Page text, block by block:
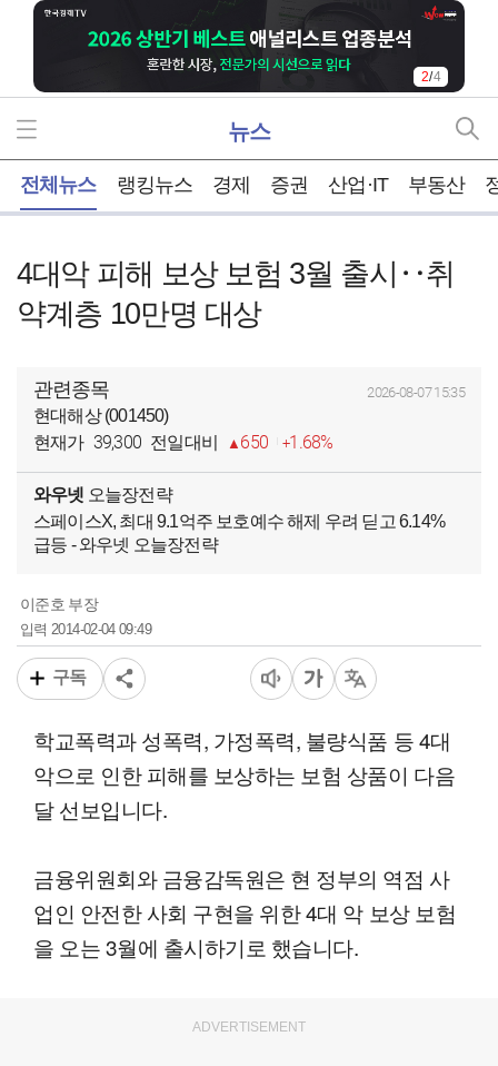
2/4
뉴스
전체뉴스 랭킹뉴스 경제 증권 산업·IT 부동산
4대악 피해 보상 보험 3월 출시‥취
약계층 10만명 대상
관련종목 2026-08-07 15:35
현대해상 (001450)
현재가 39,300 전일대비 650 1.68%
와우넷 오늘장전략
스페이스X, 최대 9.1억주 보호예수 해제 우려 딛고 6.14%
급등 - 와우넷 오늘장전략
이준호 부장
입력 2014-02-04 09:49
구독
학교폭력과 성폭력, 가정폭력, 불량식품 등 4대
악으로 인한 피해를 보상하는 보험 상품이 다음
달 선보입니다.
금융위원회와 금융감독원은 현 정부의 역점 사
업인 안전한 사회 구현을 위한 4대 악 보상 보험
을 오는 3월에 출시하기로 했습니다.
ADVERTISEMENT